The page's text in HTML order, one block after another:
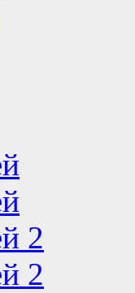
2
2